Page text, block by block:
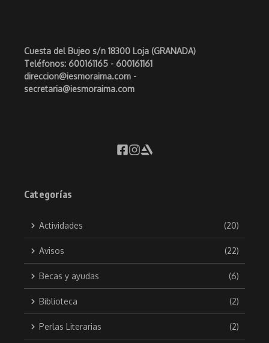
Cuesta del Bujeo s/n 18300 Loja (GRANADA)
Teléfonos: 600161165 - 600161161
direccion@iesmoraima.com -
secretaria@iesmoraima.com
Categorías
Actividades (20)
Avisos (22)
Becas y ayudas (6)
Biblioteca (2)
Perlas Literarias (2)